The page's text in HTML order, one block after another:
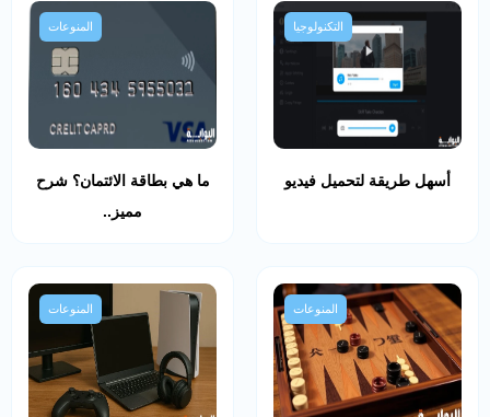
التكنولوجيا
أسهل طريقة لتحميل فيديو
المنوعات
ما هي بطاقة الائتمان؟ شرح
مميز..
المنوعات المنوعات